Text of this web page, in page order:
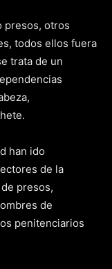
presos, otros
todos ellos fuera
trata de un
han ido
de la
presos,
de
penitenciarios